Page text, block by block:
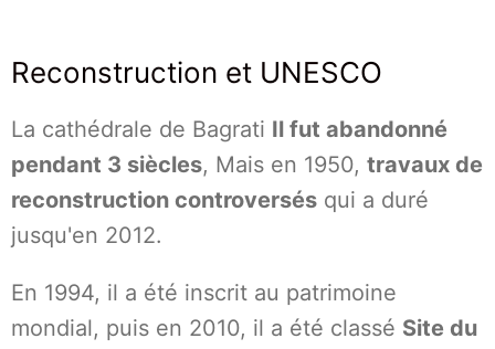
Reconstruction et UNESCO
La cathédrale de Bagrati Il fut abandonné
pendant 3 siècles, Mais en 1950, travaux de
reconstruction controversés qui a duré
jusqu'en 2012.
En 1994, il a été inscrit au patrimoine
mondial, puis en 2010, il a été classé Site du